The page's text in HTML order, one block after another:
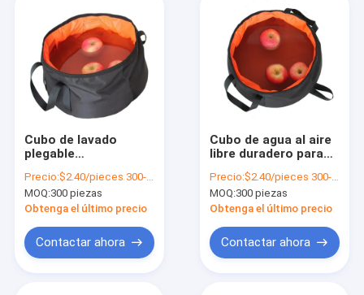
Cubo de lavado
plegable
Oxford Balde de agua
portátil para
acampar al aire libre
Precio:$2.40/pieces 300-999 pieces
MOQ:300 piezas
Obtenga el último precio
Contactar ahora
Cubo de agua al aire
libre duradero para
libre
Precio:$2.40/pieces 300-999 pieces
MOQ:300 piezas
Obtenga el último precio
Contactar ahora